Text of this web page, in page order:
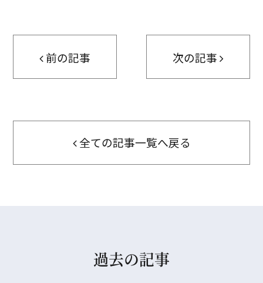
前の記事 次の記事
全ての記事一覧へ戻る
過去の記事